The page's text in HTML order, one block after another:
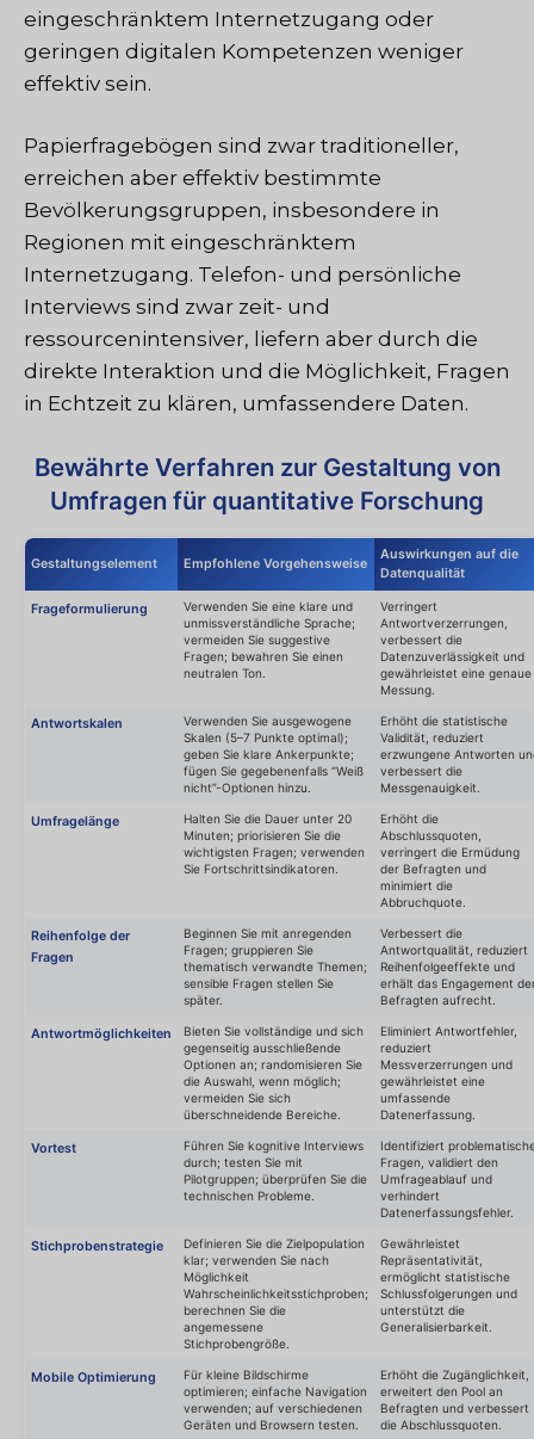
eingeschränktem Internetzugang oder
geringen digitalen Kompetenzen weniger
effektiv sein.
Papierfragebögen sind zwar traditioneller,
erreichen aber effektiv bestimmte
Bevölkerungsgruppen, insbesondere in
Regionen mit eingeschränktem
Internetzugang. Telefon- und persönliche
Interviews sind zwar zeit- und
ressourcenintensiver, liefern aber durch die
direkte Interaktion und die Möglichkeit, Fragen
in Echtzeit zu klären, umfassendere Daten.
Bewährte Verfahren zur Gestaltung von
Umfragen für quantitative Forschung
Gestaltungselement Empfohlene Vorgehensweise
Auswirkungen auf die
Datenqualität
Frageformulierung
Verwenden Sie eine klare und
unmissverständliche Sprache;
vermeiden Sie suggestive
Fragen; bewahren Sie einen
neutralen Ton.
Verringert
Antwortverzerrungen,
verbessert die
Datenzuverlässigkeit und
gewährleistet eine genaue
Messung.
Antwortskalen
Verwenden Sie ausgewogene
Skalen (5–7 Punkte optimal);
geben Sie klare Ankerpunkte;
fügen Sie gegebenenfalls “Weiß
nicht”-Optionen hinzu.
Erhöht die statistische
Validität, reduziert
erzwungene Antworten
verbessert die
Messgenauigkeit.
Umfragelänge
Halten Sie die Dauer unter 20
Minuten; priorisieren Sie die
wichtigsten Fragen; verwenden
Sie Fortschrittsindikatoren.
Erhöht die
Abschlussquoten,
verringert die Ermüdung
der Befragten und
minimiert die
Abbruchquote.
Reihenfolge der
Fragen
Beginnen Sie mit anregenden
Fragen; gruppieren Sie
thematisch verwandte Themen;
sensible Fragen stellen Sie
später.
Verbessert die
Antwortqualität, reduziert
Reihenfolgeeffekte und
erhält das Engagement
Befragten aufrecht.
Antwortmöglichkeiten
Bieten Sie vollständige und sich
gegenseitig ausschließende
Optionen an; randomisieren Sie
die Auswahl, wenn möglich;
vermeiden Sie sich
überschneidende Bereiche.
Eliminiert Antwortfehler,
reduziert
Messverzerrungen und
gewährleistet eine
umfassende
Datenerfassung.
Vortest
Führen Sie kognitive Interviews
durch; testen Sie mit
Pilotgruppen; überprüfen Sie die
technischen Probleme.
Identifiziert
Fragen, validiert den
Umfrageablauf und
verhindert
Datenerfassungsfehler.
Stichprobenstrategie
Definieren Sie die Zielpopulation
klar; verwenden Sie nach
Möglichkeit
Wahrscheinlichkeitsstichproben;
berechnen Sie die
angemessene
Stichprobengröße.
Gewährleistet
Repräsentativität,
ermöglicht statistische
Schlussfolgerungen und
unterstützt die
Generalisierbarkeit.
Mobile Optimierung
Für kleine Bildschirme
optimieren; einfache Navigation
verwenden; auf verschiedenen
Geräten und Browsern testen.
Erhöht die Zugänglichkeit,
erweitert den Pool an
Befragten und verbessert
die Abschlussquoten.